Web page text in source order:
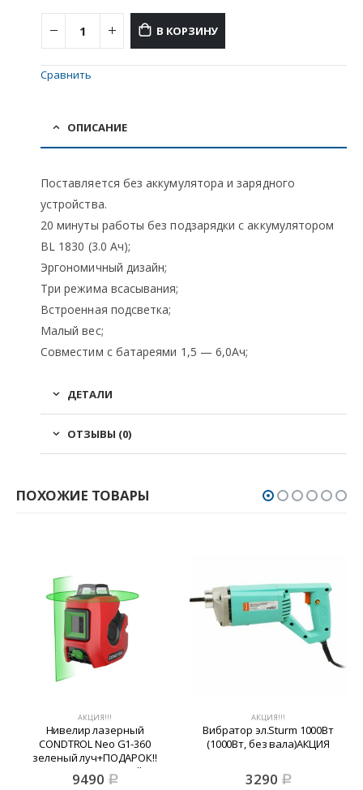
В КОРЗИНУ
Сравнить
ОПИСАНИЕ
Поставляется без аккумулятора и зарядного
устройства.
20 минуты работы без подзарядки с аккумулятором
BL 1830 (3.0 Ач);
Эргономичный дизайн;
Три режима всасывания;
Встроенная подсветка;
Малый вес;
Совместим с батареями 1,5 — 6,0Ач;
ДЕТАЛИ
ОТЗЫВЫ (0)
ПОХОЖИЕ ТОВАРЫ
АКЦИЯ!!!
Нивелир лазерный
CONDTROL Neo G1-360
зеленый луч+ПОДАРОК!!
Пирометр Maxwell
9490 Р
АКЦИЯ!!!
Вибратор эл.Sturm 1000Вт
(1000Вт, без вала)АКЦИЯ
3290 Р